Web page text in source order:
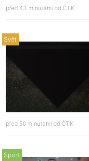
před 43 minutami od ČTK
Svět
před 50 minutami od ČTK
Sport